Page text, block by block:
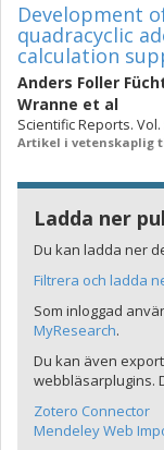
Development
quadracyclic
calculation
Anders Foller
Wranne et al
Scientific Reports.
Artikel i vetenskaplig
Ladda ner
Du kan ladda ner
Filtrera och ladda
Som inloggad
MyResearch.
Du kan även
webbläsarplugins.
Zotero Connector
Mendeley Web